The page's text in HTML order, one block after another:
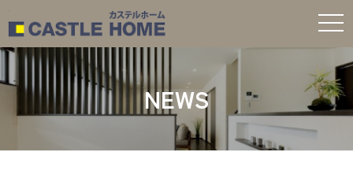
t
o
e
n
a
v
a
NEWS